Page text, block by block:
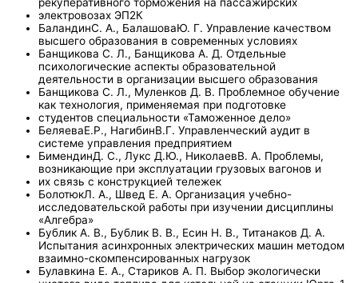
электровозах ЭП2К
БаландинС. А., БалашоваЮ. Г. Управление качеством
высшего образования в современных условиях
Банщикова С. Л., Банщикова А. Д. Отдельные
психологические аспекты образовательной
деятельности в организации высшего образования
Банщикова С. Л., Муленков Д. В. Проблемное обучение
как технология, применяемая при подготовке
студентов специальности «Таможенное дело»
БеляеваЕ.Р., НагибинВ.Г. Управленческий аудит в
системе управления предприятием
БимендинД. С., Лукс Д.Ю., НиколаевВ. А. Проблемы,
возникающие при эксплуатации грузовых вагонов и
их связь с конструкцией тележек
БолотюкЛ. А., Швед Е. А. Организация учебно-
исследовательской работы при изучении дисциплины
«Алгебра»
Бублик А. В., Бублик В. В., Есин Н. В., Титанаков Д. А.
Испытания асинхронных электрических машин методом
взаимно-скомпенсированных нагрузок
Булавкина Е. А., Стариков А. П. Выбор экологически